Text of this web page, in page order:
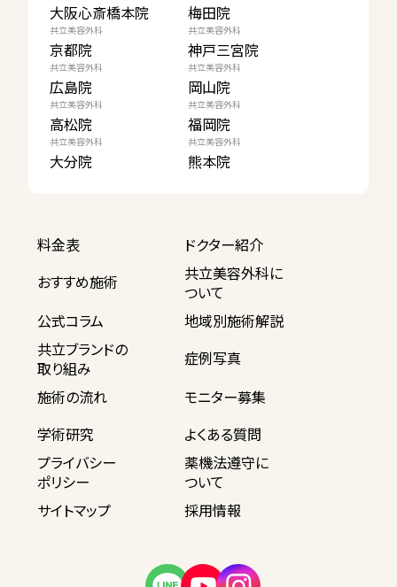
大阪心斎橋本院 梅田院
共立美容外科
京都院
共立美容外科
神戸三宮院
共立美容外科
広島院
共立美容外科
岡山院
共立美容外科
高松院
共立美容外科
福岡院
共立美容外科
大分院
共立美容外科
熊本院
料金表
ドクター紹介
おすすめ施術
共立美容外科に
ついて
公式コラム
地域別施術解説
共立ブランドの
取り組み
症例写真
施術の流れ
モニター募集
学術研究
よくある質問
プライバシー
ポリシー
薬機法遵守に
ついて
サイトマップ
採用情報